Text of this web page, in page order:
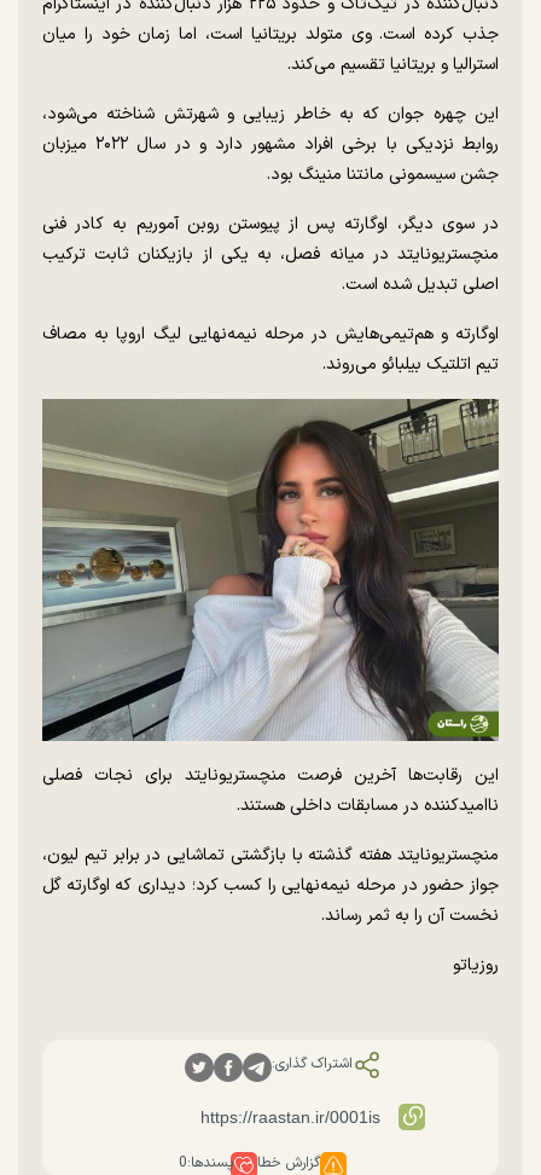
جذب کرده است. وی متولد بریتانیا است، اما زمان خود را میان
استرالیا و بریتانیا تقسیم می‌کند.
این چهره جوان که به خاطر زیبایی و شهرتش شناخته می‌شود،
روابط نزدیکی با برخی افراد مشهور دارد و در سال ۲۰۲۲ میزبان
جشن سیسمونی مانتنا منینگ بود.
در سوی دیگر، اوگارته پس از پیوستن روبن آموریم به کادر فنی
منچستریونایتد در میانه فصل، به یکی از بازیکنان ثابت ترکیب
اصلی تبدیل شده است.
اوگارته و هم‌تیمی‌هایش در مرحله نیمه‌نهایی لیگ اروپا به مصاف
تیم اتلتیک بیلبائو می‌روند.
این رقابت‌ها آخرین فرصت منچستریونایتد برای نجات فصلی
ناامیدکننده در مسابقات داخلی هستند.
منچستریونایتد هفته گذشته با بازگشتی تماشایی در برابر تیم لیون،
جواز حضور در مرحله نیمه‌نهایی را کسب کرد؛ دیداری که اوگارته گل
نخست آن را به ثمر رساند.
روزیاتو
اشتراک گذاری:
گزارش خطا پسندها:0